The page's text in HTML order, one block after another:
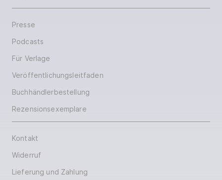
Presse
Podcasts
Für Verlage
Veröffentlichungsleitfaden
Buchhändlerbestellung
Rezensionsexemplare
Kontakt
Widerruf
Lieferung und Zahlung